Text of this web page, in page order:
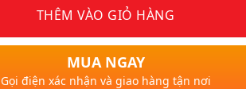
THÊM VÀO GIỎ HÀNG
MUA NGAY
Gọi điện xác nhận và giao hàng tận nơi